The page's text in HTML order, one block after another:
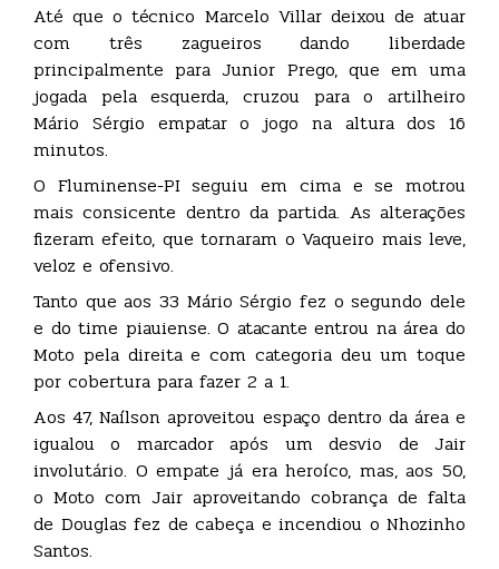
Até que o técnico Marcelo Villar deixou de atuar
com três zagueiros dando liberdade
principalmente para Junior Prego, que em uma
jogada pela esquerda, cruzou para o artilheiro
Mário Sérgio empatar o jogo na altura dos 16
minutos.
O Fluminense-PI seguiu em cima e se motrou
mais consicente dentro da partida. As alterações
fizeram efeito, que tornaram o Vaqueiro mais leve,
veloz e ofensivo.
Tanto que aos 33 Mário Sérgio fez o segundo dele
e do time piauiense. O atacante entrou na área do
Moto pela direita e com categoria deu um toque
por cobertura para fazer 2 a 1.
Aos 47, Naílson aproveitou espaço dentro da área e
igualou o marcador após um desvio de Jair
involutário. O empate já era heroíco, mas, aos 50,
o Moto com Jair aproveitando cobrança de falta
de Douglas fez de cabeça e incendiou o Nhozinho
Santos.